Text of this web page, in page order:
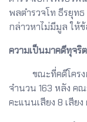
พลตำรวจโท ธีรยุท
กล่าวหาไม่มีมูล ให้
ความเป็นมาคดีทุจริ
ขณะที่คดีโครงก
จำนวน 163 หลัง ค
คะแนนเสียง 8 เสียง